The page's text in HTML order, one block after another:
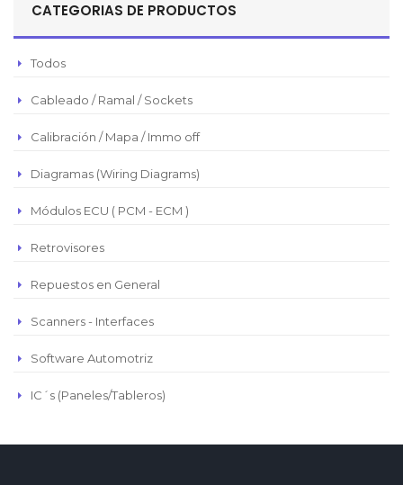
Pesos Mexicanos
Euro
Real Brasilero
CATEGORIAS DE PRODUCTOS
Todos
Cableado / Ramal / Sockets
Calibración / Mapa / Immo off
Diagramas (Wiring Diagrams)
Módulos ECU ( PCM - ECM )
Retrovisores
Repuestos en General
Scanners - Interfaces
Software Automotriz
IC´s (Paneles/Tableros)